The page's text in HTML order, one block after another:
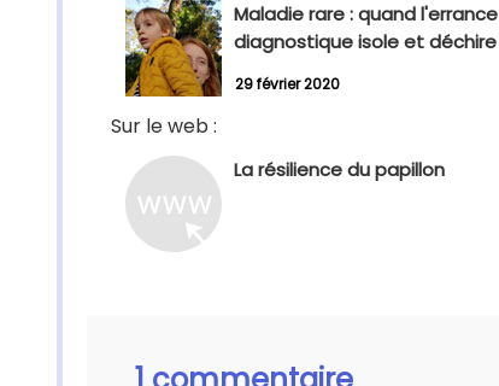
Maladie rare : quand l'errance
diagnostique isole et déchire
29 février 2020
Sur le web :
La résilience du papillon